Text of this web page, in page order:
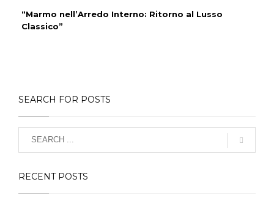
“Marmo nell’Arredo Interno: Ritorno al Lusso
Classico”
SEARCH FOR POSTS
RECENT POSTS